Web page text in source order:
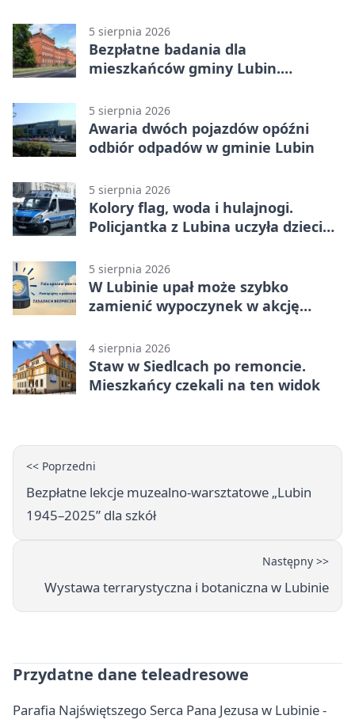
5 sierpnia 2026
Bezpłatne badania dla
mieszkańców gminy Lubin.
5 sierpnia 2026
Awaria dwóch pojazdów opóźni
odbiór odpadów w gminie Lubin
5 sierpnia 2026
Kolory flag, woda i hulajnogi.
Policjantka z Lubina uczyła dzieci
5 sierpnia 2026
W Lubinie upał może szybko
zamienić wypoczynek w akcję
4 sierpnia 2026
Staw w Siedlcach po remoncie.
Mieszkańcy czekali na ten widok
<< Poprzedni
Bezpłatne lekcje muzealno-warsztatowe „Lubin
1945–2025” dla szkół
Następny >>
Wystawa terrarystyczna i botaniczna w Lubinie
Przydatne dane teleadresowe
Parafia Najświętszego Serca Pana Jezusa w Lubinie -